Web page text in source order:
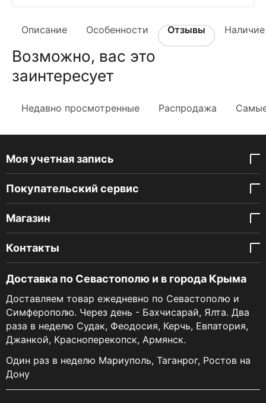
Описание Особенности Отзывы
Возможно, вас это
заинтересует
Недавно просмотренные Распродажа
Моя учетная запись
Покупательский сервис
Магазин
Контакты
Доставка по Севастополю и в города Крыма
Доставляем товар ежедневно по Севастополю и
Симферополю. Через день - Бахчисарай, Ялта. Два
раза в неделю Судак, Феодосия, Керчь, Евпатория,
Джанкой, Красноперекопск, Армянск.
Один раз в неделю Мариуполь, Таганрог, Ростов на
Дону